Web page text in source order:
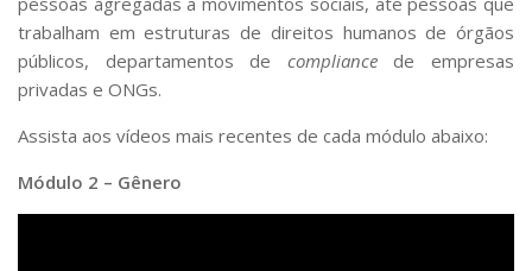
trabalham em estruturas de direitos humanos de órgãos
públicos, departamentos de compliancede empresas
privadas e ONGs.
Assista aos vídeos mais recentes de cada módulo abaixo:
Módulo 2 – Gênero